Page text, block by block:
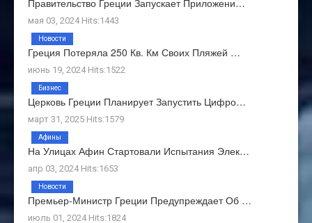
мая 03, 2024 Hits:1443
Греция Потеряла 250 Кв. Км Своих Пляжей …
июнь 19, 2024 Hits:1522
Новости
Церковь Греции Планирует Запустить Цифро…
март 31, 2025 Hits:1579
Бизнес
На Улицах Афин Стартовали Испытания Элек…
апр 03, 2024 Hits:1653
Афины
Премьер-Министр Греции Предупреждает Об …
июль 01, 2024 Hits:1824
Новости